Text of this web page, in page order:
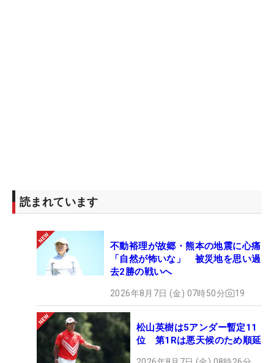
読まれています
不動裕理が故郷・熊本の地震に心痛
「自然が怖いな」 被災地を思い過
去2勝の戦いへ
2026年8月7日 (金) 07時50分 19
松山英樹は5アンダー暫定11
位 第1Rは悪天候のため順延